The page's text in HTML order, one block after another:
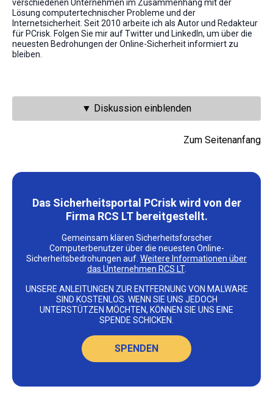
verschiedenen Unternehmen im Zusammenhang mit der
Lösung computertechnischer Probleme und der
Internetsicherheit. Seit 2010 arbeite ich als Autor und Redakteur
für PCrisk. Folgen Sie mir auf Twitter und LinkedIn, um über die
neuesten Bedrohungen der Online-Sicherheit informiert zu
bleiben.
▼ Diskussion einblenden
Zum Seitenanfang
Das Sicherheitsportal PCrisk wird von der
Firma RCS LT bereitgestellt.
Gemeinsam klären Sicherheitsforscher
Computerbenutzer über die neuesten Online-
Sicherheitsbedrohungen auf. Weitere Informationen über
das Unternehmen RCS LT.
UNSERE ANLEITUNGEN ZUR ENTFERNUNG VON MALWARE
SIND KOSTENLOS. WENN SIE UNS JEDOCH
UNTERSTÜTZEN MÖCHTEN, KÖNNEN SIE UNS EINE
SPENDE SCHICKEN.
SPENDEN